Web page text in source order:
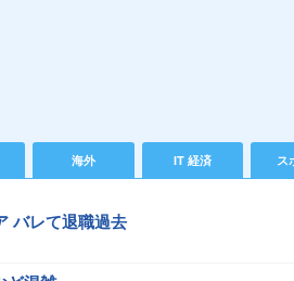
海外 IT 経済 ス
バレて退職過去